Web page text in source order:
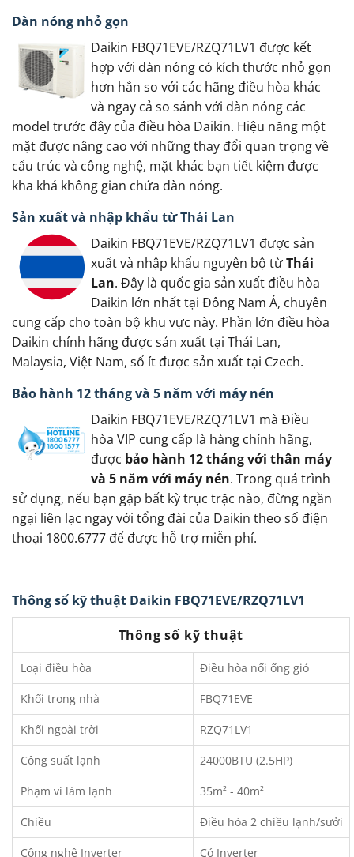
Dàn nóng nhỏ gọn
Daikin FBQ71EVE/RZQ71LV1 được kết
hợp với dàn nóng có kích thước nhỏ gọn
hơn hẳn so với các hãng điều hòa khác
và ngay cả so sánh với dàn nóng các
model trước đây của điều hòa Daikin. Hiệu năng một
mặt được nâng cao với những thay đổi quan trọng về
cấu trúc và công nghệ, mặt khác bạn tiết kiệm được
kha khá không gian chứa dàn nóng.
Sản xuất và nhập khẩu từ Thái Lan
Daikin FBQ71EVE/RZQ71LV1 được sản
xuất và nhập khẩu nguyên bộ từThái
Lan. Đây là quốc gia sản xuất điều hòa
Daikin lớn nhất tại Đông Nam Á, chuyên
cung cấp cho toàn bộ khu vực này. Phần lớn điều hòa
Daikin chính hãng được sản xuất tại Thái Lan,
Malaysia, Việt Nam, số ít được sản xuất tại Czech.
Bảo hành 12 tháng và 5 năm với máy nén
Daikin FBQ71EVE/RZQ71LV1 mà Điều
hòa VIP cung cấp là hàng chính hãng,
được bảo hành 12 tháng với thân máy
và 5 năm với máy nén. Trong quá trình
sử dụng, nếu bạn gặp bất kỳ trục trặc nào, đừng ngần
ngại liên lạc ngay với tổng đài của Daikin theo số điện
thoại 1800.6777 để được hỗ trợ miễn phí.
Thông số kỹ thuật Daikin FBQ71EVE/RZQ71LV1
Thông số kỹ thuật
Loại điều hòa Điều hòa nối ống gió
Khối trong nhà FBQ71EVE
Khối ngoài trời RZQ71LV1
Công suất lạnh 24000BTU (2.5HP)
Phạm vi làm lạnh 35m² - 40m²
Chiều Điều hòa 2 chiều lạnh/sưởi
Công nghệ Inverter Có Inverter